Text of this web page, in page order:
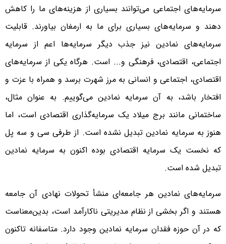
سرمایه‌های اجتماعی می‌توانند بسیاری از هزینه‌های ما را کاهش
دهند و سرمایه‌های بسیاری برای ما به ارمغان بیاورند. قابلیت
سرمایه‌های نمادین نیز جذب دیگر سرمایه‌ها اعم از سرمایه
اجتماعی، اقتصادی، فرهنگی و... است. هرگاه یکی از سرمایه‌های
اقتصادی، اجتماعی و انسانی به مرز شهرت برسد و همراه با عزت و
افتخار باشد، به آن سرمایه نمادین می‌گوییم. به عنوان مثال،
ساختمانی مانند برج میلاد یک سرمایه‌گذاری اقتصادی است، اما
هنوز به سرمایه نمادین تبدیل نشده است. از طرفی سی و سه پل
که نخست یک سرمایه اقتصادی بوده اکنون به سرمایه نمادین
تبدیل شده است.
سرمایه‌های نمادین هر جامعه‌ای منشأ تحولات نهادی آن جامعه
هستند و اگر بخشی از نظام مدیریتی ناکارآمد است، بدین‌معناست
که در آن حوزه فقدان سرمایه نمادین وجود دارد. متاسفانه تاکنون